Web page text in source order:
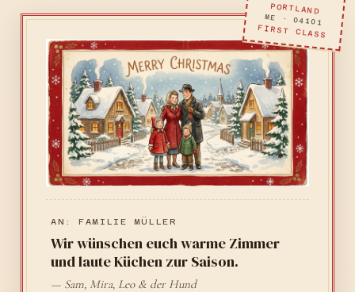
AN: FAMILIE MÜLLER
Wir wünschen euch warme Zimmer
und laute Küchen zur Saison.
— Sam, Mira, Leo & der Hund
PORTLAND
ME · 04101
FIRST CLASS